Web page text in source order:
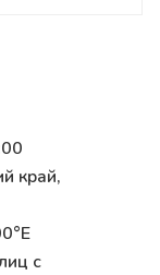
край,
с